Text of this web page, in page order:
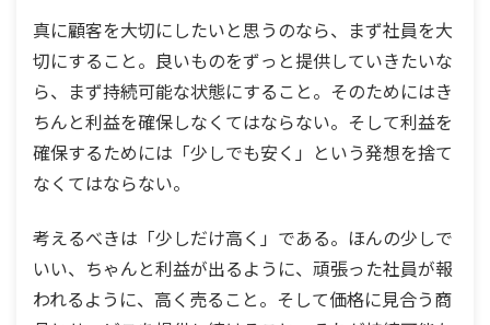
真に顧客を大切にしたいと思うのなら、まず社員を大
切にすること。良いものをずっと提供していきたいな
ら、まず持続可能な状態にすること。そのためにはき
ちんと利益を確保しなくてはならない。そして利益を
確保するためには「少しでも安く」という発想を捨て
なくてはならない。
考えるべきは「少しだけ高く」である。ほんの少しで
いい、ちゃんと利益が出るように、頑張った社員が報
われるように、高く売ること。そして価格に見合う商